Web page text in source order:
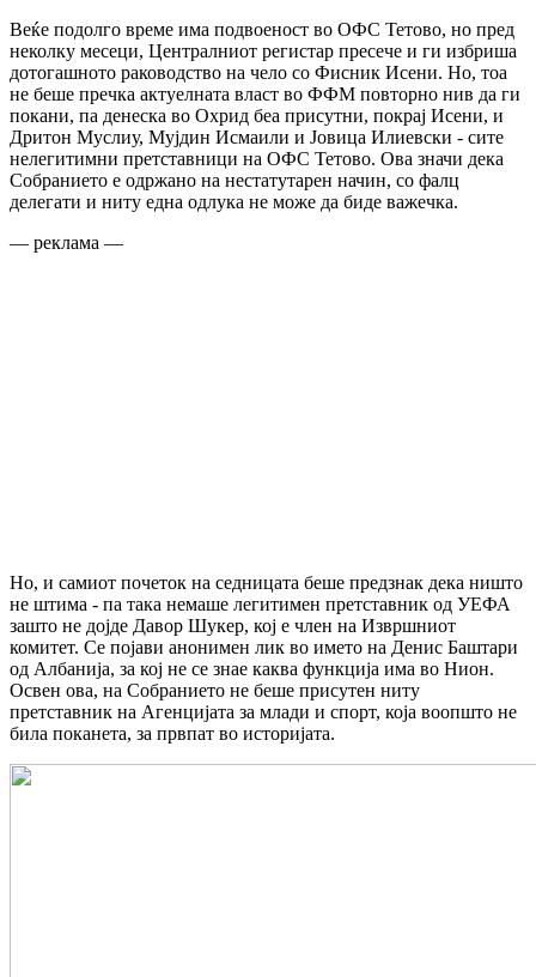
Веќе подолго време има подвоеност во ОФС Тетово, но пред
неколку месеци, Централниот регистар пресече и ги избриша
дотогашното раководство на чело со Фисник Исени. Но, тоа
не беше пречка актуелната власт во ФФМ повторно нив да ги
покани, па денеска во Охрид беа присутни, покрај Исени, и
Дритон Муслиу, Мујдин Исмаили и Јовица Илиевски - сите
нелегитимни претставници на ОФС Тетово. Ова значи дека
Собранието е одржано на нестатутарен начин, со фалц
делегати и ниту една одлука не може да биде важечка.
— реклама —
Но, и самиот почеток на седницата беше предзнак дека ништо
не штима - па така немаше легитимен претставник од УЕФА
зашто не дојде Давор Шукер, кој е член на Извршниот
комитет. Се појави анонимен лик во името на Денис Баштари
од Албанија, за кој не се знае каква функција има во Нион.
Освен ова, на Собранието не беше присутен ниту
претставник на Агенцијата за млади и спорт, која воопшто не
била поканета, за првпат во историјата.